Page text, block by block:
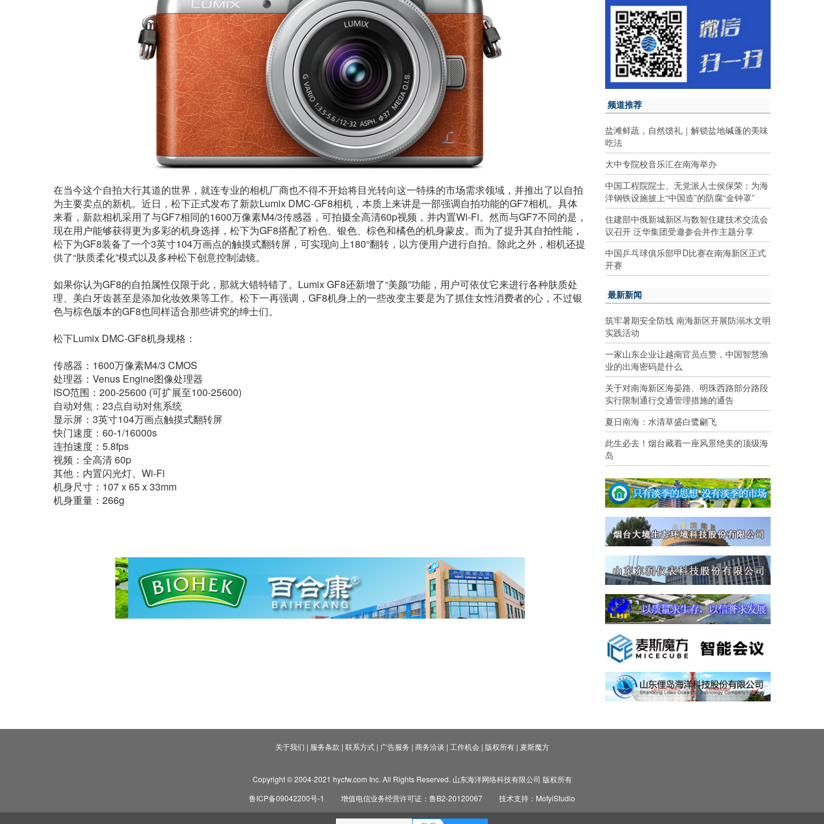
在当今这个自拍大行其道的世界，就连专业的相机厂商也不得不开始将目光转向这一特殊的市场需求领域，并推出了以自拍
为主要卖点的新机。近日，松下正式发布了新款Lumix DMC-GF8相机，本质上来讲是一部强调自拍功能的GF7相机。具体
来看，新款相机采用了与GF7相同的1600万像素M4/3传感器，可拍摄全高清60p视频，并内置Wi-Fi。然而与GF7不同的是，
现在用户能够获得更为多彩的机身选择，松下为GF8搭配了粉色、银色、棕色和橘色的机身蒙皮。而为了提升其自拍性能，
松下为GF8装备了一个3英寸104万画点的触摸式翻转屏，可实现向上180°翻转，以方便用户进行自拍。除此之外，相机还提
供了“肤质柔化”模式以及多种松下创意控制滤镜。
如果你认为GF8的自拍属性仅限于此，那就大错特错了。Lumix GF8还新增了“美颜”功能，用户可依仗它来进行各种肤质处
理、美白牙齿甚至是添加化妆效果等工作。松下一再强调，GF8机身上的一些改变主要是为了抓住女性消费者的心，不过银
色与棕色版本的GF8也同样适合那些讲究的绅士们。
松下Lumix DMC-GF8机身规格：
传感器：1600万像素M4/3 CMOS
处理器：Venus Engine图像处理器
ISO范围：200-25600 (可扩展至100-25600)
自动对焦：23点自动对焦系统
显示屏：3英寸104万画点触摸式翻转屏
快门速度：60-1/16000s
连拍速度：5.8fps
视频：全高清 60p
其他：内置闪光灯、Wi-Fi
机身尺寸：107 x 65 x 33mm
机身重量：266g
频道推荐
盐滩鲜蔬，自然馈礼｜解锁盐地碱蓬的美味
吃法
大中专院校音乐汇在南海举办
中国工程院院士、无党派人士侯保荣：为海
洋钢铁设施披上“中国造”的防腐“金钟罩”
住建部中俄新城新区与数智住建技术交流会
议召开 泛华集团受邀参会并作主题分享
中国乒乓球俱乐部甲D比赛在南海新区正式
开赛
最新新闻
筑牢暑期安全防线 南海新区开展防溺水文明
实践活动
一家山东企业让越南官员点赞，中国智慧渔
业的出海密码是什么
关于对南海新区海晏路、明珠西路部分路段
实行限制通行交通管理措施的通告
夏日南海：水清草盛白鹭翩飞
此生必去！烟台藏着一座风景绝美的顶级海
岛
关于我们 | 服务条款 | 联系方式| 广告服务 | 商务洽谈 | 工作机会| 版权所有| 麦斯魔方
Copyright © 2004-2021 hycfw.com Inc. All Rights Reserved. 山东海洋网络科技有限公司 版权所有
鲁ICP备09042200号-1
增值电信业务经营许可证：鲁B2-20120067 技术支持：MofyiStudio